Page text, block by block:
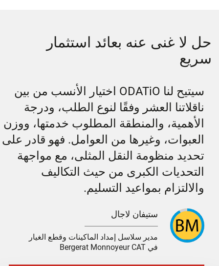
حل لا غنى عنه بعائد استثمار
سريع
سيتيح لنا ODATiO اختيار الأنسب من بين
ناقلاتنا العشر وفقًا لنوع الطلب، ودرجة
الأهمية، والمنطقة المطلوب خدمتها، ووزن
العبوات، وغيرها من العوامل. فهو قادر على
تحديد منظومة النقل المثلى، مع مواجهة
التحديات الكبرى من حيث التكاليف
والالتزام بمواعيد التسليم.
ستيفان لاجال
مدير سلاسل إمداد الماكينات وقطع الغيار
في Bergerat Monnoyeur CAT